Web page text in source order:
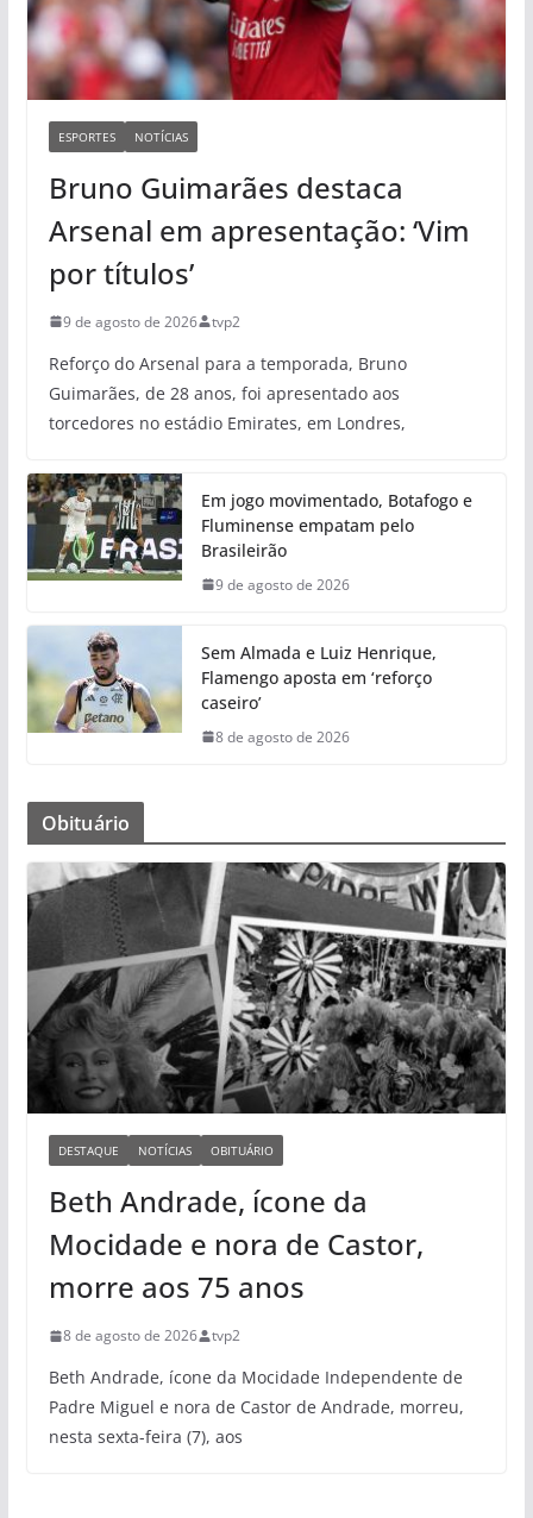
ESPORTES NOTÍCIAS
Bruno Guimarães destaca
Arsenal em apresentação: ‘Vim
por títulos’
9 de agosto de 2026 tvp2
Reforço do Arsenal para a temporada, Bruno
Guimarães, de 28 anos, foi apresentado aos
torcedores no estádio Emirates, em Londres,
Em jogo movimentado, Botafogo e
Fluminense empatam pelo
Brasileirão
9 de agosto de 2026
Sem Almada e Luiz Henrique,
Flamengo aposta em ‘reforço
caseiro’
8 de agosto de 2026
Obituário
DESTAQUE NOTÍCIAS OBITUÁRIO
Beth Andrade, ícone da
Mocidade e nora de Castor,
morre aos 75 anos
8 de agosto de 2026 tvp2
Beth Andrade, ícone da Mocidade Independente de
Padre Miguel e nora de Castor de Andrade, morreu,
nesta sexta-feira (7), aos